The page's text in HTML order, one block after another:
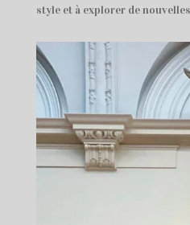
style et à explorer de